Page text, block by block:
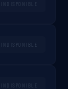
INDISPONIBLE
INDISPONIBLE
INDISPONIBLE